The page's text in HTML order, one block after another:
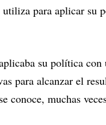
para aplicar su
su política con
para alcanzar el
conoce, muchas